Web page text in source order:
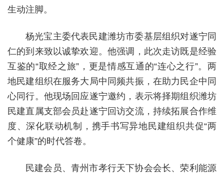
生动注脚。
杨光宝主委代表民建潍坊市委基层组织对遂宁同
仁的到来致以诚挚欢迎。他强调，此次走访既是经验
互鉴的“取经之旅”，更是情感互通的“连心之行”。两
地民建组织在服务大局中同频共振，在助力民企中同
心同行。他现场回应遂宁邀约，表示将择期组织潍坊
民建直属支部会员赴遂宁回访交流，持续拓展合作维
度、深化联动机制，携手书写异地民建组织共促“两
个健康”的时代答卷。
民建会员、青州市孝行天下协会会长、荣利能源